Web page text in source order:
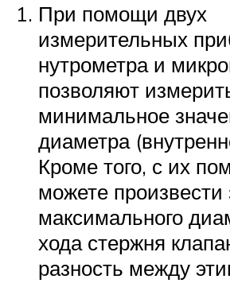
При помощи двух
измерительных
нутрометра и
позволяют
минимальное
диаметра
Кроме того, с их
можете произвести
максимального
хода стержня
разность между